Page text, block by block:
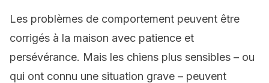
Les problèmes de comportement peuvent être
corrigés à la maison avec patience et
persévérance. Mais les chiens plus sensibles – ou
qui ont connu une situation grave – peuvent